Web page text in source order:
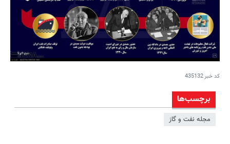
کد خبر435132
برچسب‌ها
مجله نفت و گاز